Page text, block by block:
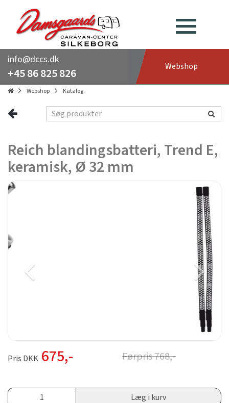
info@dccs.dk
+45 86 825 826 Webshop
Webshop Katalog
Reich blandingsbatteri, Trend E,
keramisk, Ø 32 mm
Pris DKK 675,- Førpris768,-
Læg i kurv